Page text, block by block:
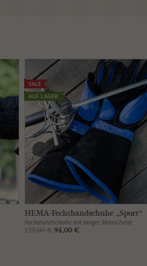
SALE
AUF LAGER
HEMA-Fechthandschuhe „Sport“
Fechthandschuhe mit langer Manschette
129,00 € 94,00 €